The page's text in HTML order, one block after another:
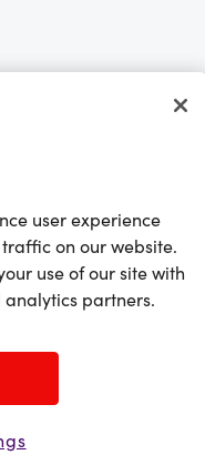
et/ou ses affiliés. Tous droits
user experience
on our website.
use of our site with
partners.